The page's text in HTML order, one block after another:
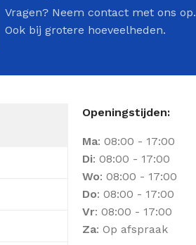
Vragen? Neem contact met ons op.
Ook bij grotere hoeveelheden.
Openingstijden:
Ma: 08:00 - 17:00
Di: 08:00 - 17:00
Wo: 08:00 - 17:00
Do: 08:00 - 17:00
Vr: 08:00 - 17:00
Za: Op afspraak